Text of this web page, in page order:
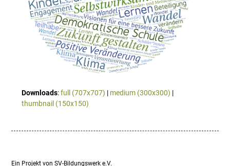
Downloads:full (707x707) | medium (300x300) |
thumbnail (150x150)
Ein Projekt von SV-Bildungswerk e.V.